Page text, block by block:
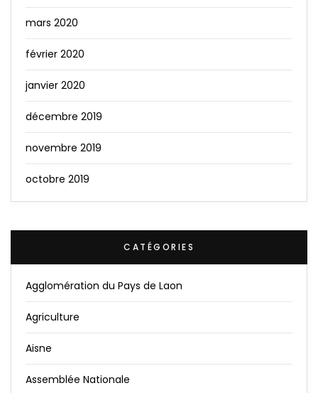
mars 2020
février 2020
janvier 2020
décembre 2019
novembre 2019
octobre 2019
CATÉGORIES
Agglomération du Pays de Laon
Agriculture
Aisne
Assemblée Nationale